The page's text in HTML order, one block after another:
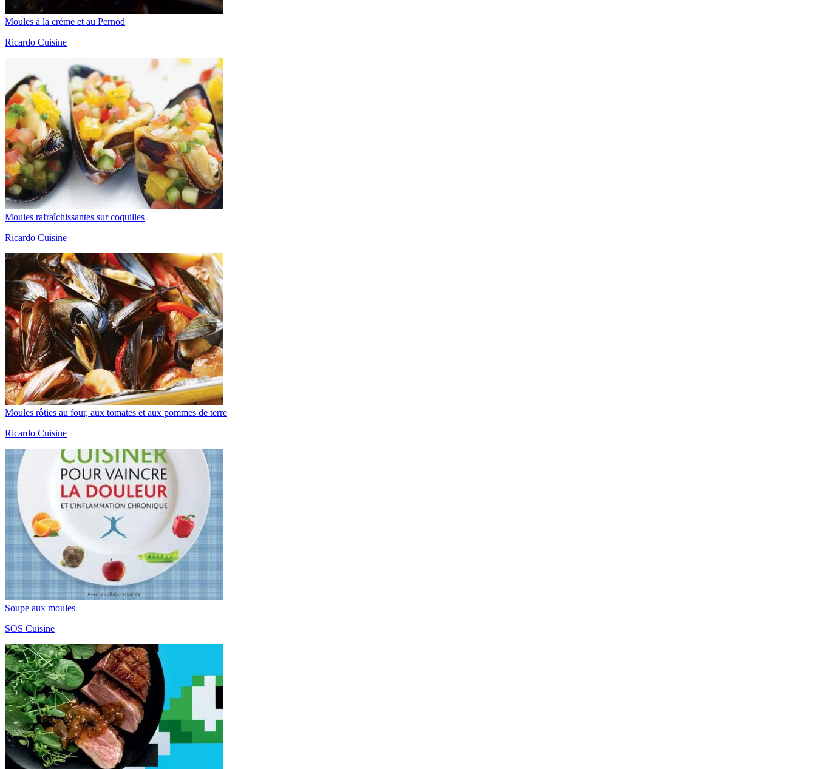
Moules à la crème et au Pernod
Ricardo Cuisine
Moules rafraîchissantes sur coquilles
Ricardo Cuisine
Moules rôties au four, aux tomates et aux pommes de terre
Ricardo Cuisine
Soupe aux moules
SOS Cuisine